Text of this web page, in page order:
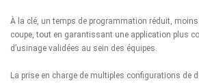
À la clé, un temps de programmation réduit,
coupe, tout en garantissant une application plus
d’usinage validées au sein des équipes.
La prise en charge de multiples configurations de